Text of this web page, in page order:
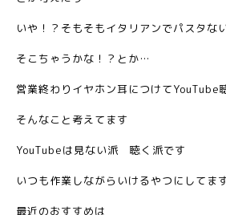
いや！？そもそもイタリアンでパスタな
そこちゃうかな！？とか…
営業終わりイヤホン耳につけてYouTube
そんなこと考えてます
YouTubeは見ない派 聴く派です
いつも作業しながらいけるやつにしてま
最近のおすすめは